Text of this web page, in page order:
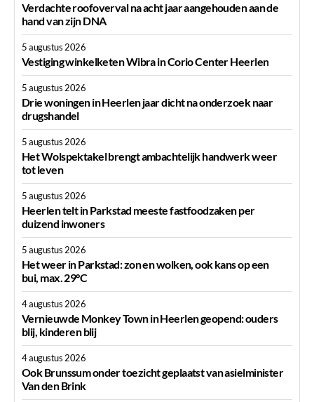
Verdachte roofoverval na acht jaar aangehouden aan de
hand van zijn DNA
5 augustus 2026
Vestiging winkelketen Wibra in Corio Center Heerlen
5 augustus 2026
Drie woningen in Heerlen jaar dicht na onderzoek naar
drugshandel
5 augustus 2026
Het Wolspektakel brengt ambachtelijk handwerk weer
tot leven
5 augustus 2026
Heerlen telt in Parkstad meeste fastfoodzaken per
duizend inwoners
5 augustus 2026
Het weer in Parkstad: zon en wolken, ook kans op een
bui, max. 29°C
4 augustus 2026
Vernieuwde Monkey Town in Heerlen geopend: ouders
blij, kinderen blij
4 augustus 2026
Ook Brunssum onder toezicht geplaatst van asielminister
Van den Brink